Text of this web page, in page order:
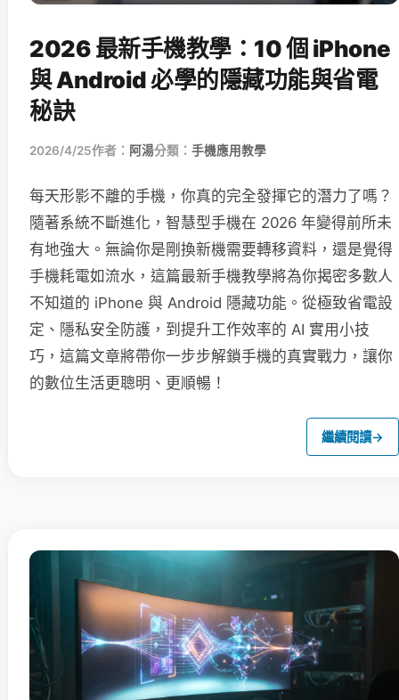
2026 最新手機教學：10 個 iPhone
與 Android 必學的隱藏功能與省電
秘訣
2026/4/25作者： 阿湯分類： 手機應用教學
每天形影不離的手機，你真的完全發揮它的潛力了嗎？
隨著系統不斷進化，智慧型手機在 2026 年變得前所未
有地強大。無論你是剛換新機需要轉移資料，還是覺得
手機耗電如流水，這篇最新手機教學將為你揭密多數人
不知道的 iPhone 與 Android 隱藏功能。從極致省電設
定、隱私安全防護，到提升工作效率的 AI 實用小技
巧，這篇文章將帶你一步步解鎖手機的真實戰力，讓你
的數位生活更聰明、更順暢！
繼續閱讀→